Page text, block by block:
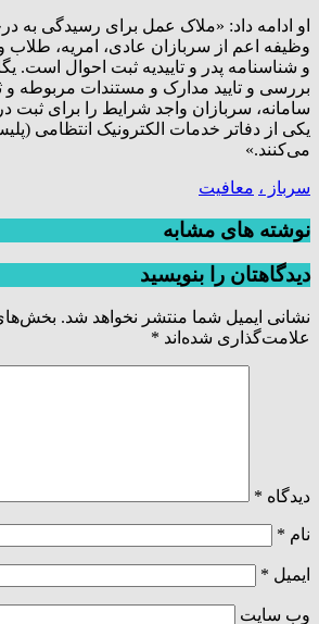
او ادامه داد: «ملاک عمل برای رسیدگی به
وظیفه اعم از سربازان عادی، امریه،
و شناسنامه پدر و تاییدیه ثبت احوال است.
بررسی و تایید مدارک و مستندات مربوطه و
سامانه، سربازان واجد شرایط را برای
می‌کنند.»
سرباز ، معافیت
نوشته های مشابه
دیدگاهتان را بنویسید
نشانی ایمیل شما منتشر نخواهد شد. بخش‌های
علامت‌گذاری شده‌اند *
دیدگاه *
نام *
ایمیل *
وب‌ سایت